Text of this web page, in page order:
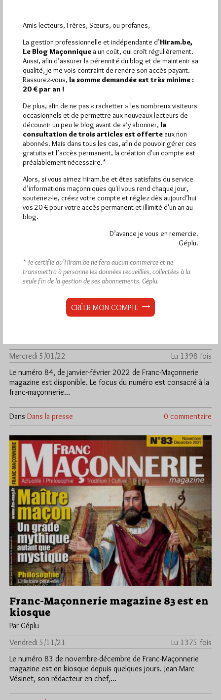
Le numéro de mai-juin 2022 de Franc-
Maçonnerie magazine
Par Géplu
Jeudi 28/04/22
Lu 442 fois
Le numéro 86 de Mai-Juin 2022 de la revue Franc-Maçonnerie
magazine est en kiosque. Son dossier est consacré à Garibaldi,
DansDans la presse 0 commentaire
Franc-Maçonnerie magazine n°84 est
Mercredi 5/01/22
Lu 1398 fois
Le numéro 84, de janvier-février 2022 de Franc-Maçonnerie
magazine est disponible. Le focus du numéro est consacré à la
franc-maçonnerie…
Dans Dans la presse 0 commentaire
Franc-Maçonnerie magazine 83 est en
kiosque
Par Géplu
Vendredi 5/11/21
Lu 1375 fois
Le numéro 83 de novembre-décembre de Franc-Maçonnerie
magazine est en kiosque depuis quelques jours. Jean-Marc
Vésinet, son rédacteur en chef,…
Amis lecteurs, Frères, Sœurs, ou profanes,
La gestion professionnelle et indépendante d’Hiram.be,
Le Blog Maçonnique a un coût, qui croît régulièrement.
Aussi, afin d’assurer la pérennité du blog et de maintenir sa
qualité, je me vois contraint de rendre son accès payant.
Rassurez-vous, la somme demandée est très minime :
20 € par an !
De plus, afin de ne pas « racketter » les nombreux visiteurs
occasionnels et de permettre aux nouveaux lecteurs de
découvrir un peu le blog avant de s’y abonner, la
consultation de trois articles est offerte aux non
abonnés. Mais dans tous les cas, afin de pouvoir gérer ces
gratuits et l’accès permanent, la création d'un compte est
préalablement nécessaire.*
Alors, si vous aimez Hiram.be et êtes satisfaits du service
d’informations maçonniques qu'il vous rend chaque jour,
soutenez-le, créez votre compte et réglez dès aujourd’hui
vos 20 € pour votre accès permanent et illimité d'un an au
blog.
D’avance je vous en remercie.
Géplu.
* Je certifie qu’Hiram.be ne fera aucun commerce et ne
transmettra à personne les données recueillies, collectées à la
seule fin de la gestion de ses abonnements. Géplu.
CRÉER MON COMPTE